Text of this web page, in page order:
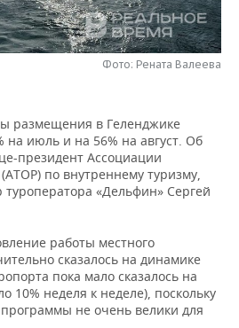
Фото: Рената Валеева
размещения в Геленджике
на июль и на 56% на август. Об
президент Ассоциации
по внутреннему туризму,
«Дельфин» Сергей
работы местного
сказалось на динамике
пока мало сказалось на
10% неделя к неделе), поскольку
не очень велики для